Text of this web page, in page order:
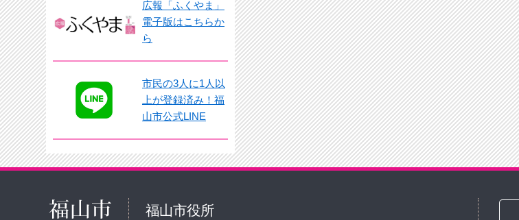
広報「ふくやま」
電子版はこちらか
ら
市民の3人に1人以
上が登録済み！福
山市公式LINE
福山市役所